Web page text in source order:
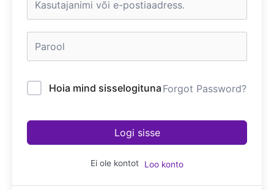
Hoia mind sisselogituna Forgot Password?
Logi sisse
Ei ole kontot Loo konto